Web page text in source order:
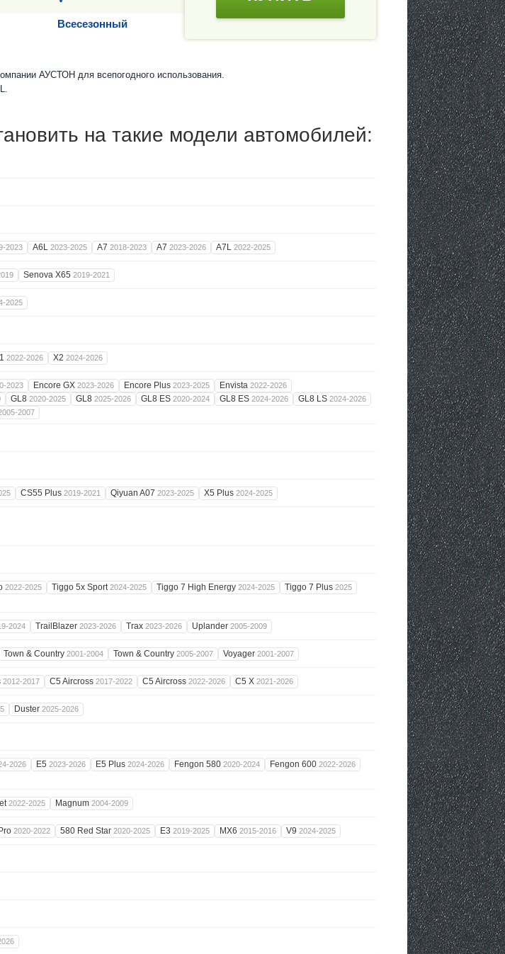
Всесезонный
АУСТОН для всепогодного использования.
на такие модели автомобилей:
2023 A6L 2023-2025 A7 2018-2023 A7 2023-2026 A7L 2022-2025
Senova X65 2019-2021
2025
2022-2026 X2 2024-2026
2023 Encore GX 2023-2026 Encore Plus 2023-2025 Envista 2022-2026
GL8 2020-2025 GL8 2025-2026 GL8 ES 2020-2024 GL8 ES 2024-2026 GL8 LS 2024-2026
2007
CS55 Plus 2019-2021 Qiyuan A07 2023-2025 X5 Plus 2024-2025
2022-2025 Tiggo 5x Sport2024-2025 Tiggo 7 High Energy 2024-2025 Tiggo 7 Plus 2025
2024 TrailBlazer 2023-2026 Trax 2023-2026 Uplander 2005-2009
Town & Country 2001-2004 Town & Country 2005-2007 Voyager 2001-2007
2012-2017 C5 Aircross 2017-2022 C5 Aircross 2022-2026 C5 X 2021-2026
Duster 2025-2026
2026 E5 2023-2026 E5 Plus 2024-2026 Fengon 580 2020-2024 Fengon 600 2022-2026
2022-2025 Magnum 2004-2009
2020-2022 580 Red Star 2020-2025 E3 2019-2025 MX6 2015-2016 V9 2024-2025